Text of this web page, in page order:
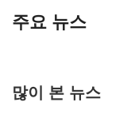
주요 뉴스
많이 본 뉴스